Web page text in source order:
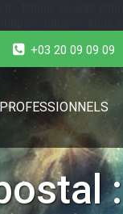
+03 20 09 09 09
: